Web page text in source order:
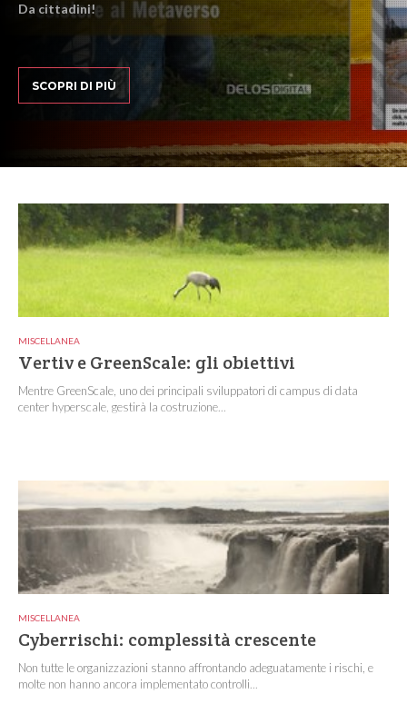
Da cittadini!
SCOPRI DI PIÙ
MISCELLANEA
Vertiv e GreenScale: gli obiettivi
Mentre GreenScale, uno dei principali sviluppatori di campus di data
center hyperscale, gestirà la costruzione...
MISCELLANEA
Cyberrischi: complessità crescente
Non tutte le organizzazioni stanno affrontando adeguatamente i rischi, e
molte non hanno ancora implementato controlli...